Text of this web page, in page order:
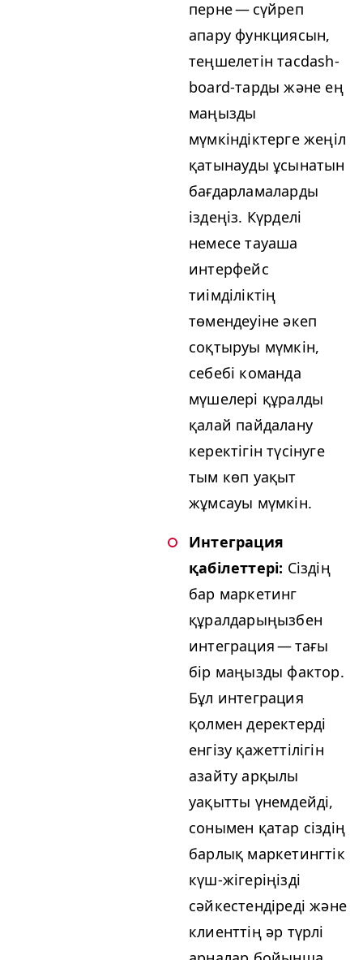
перне — сүйреп
апару функциясын,
теңшелетін тас­dash­
board-тарды және ең
маңызды
мүмкіндіктерге жеңіл
қатынауды ұсынатын
бағдарламаларды
іздеңіз. Күрделі
немесе тауаша
интерфейс
тиімділіктің
төмендеуіне әкеп
соқтыруы мүмкін,
себебі команда
мүшелері құралды
қалай пайдалану
керектігін түсінуге
тым көп уақыт
жұмсауы мүмкін.
Интеграция
қабілеттері: Сіздің
бар маркетинг
құралдарыңызбен
интеграция — тағы
бір маңызды фактор.
Бұл интеграция
қолмен деректерді
енгізу қажеттілігін
азайту арқылы
уақытты үнемдейді,
сонымен қатар сіздің
барлық маркетингтік
күш-жігеріңізді
сәйкестендіреді және
клиенттің әр түрлі